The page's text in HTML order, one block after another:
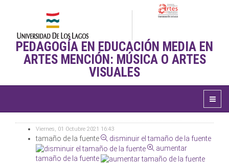
PEDAGOGÍA EN EDUCACIÓN MEDIA EN
ARTES MENCIÓN: MÚSICA O ARTES
VISUALES
Viernes, 01 Octubre 2021 16:43
tamaño de la fuente
disminuir el tamaño de la fuente
aumentar
tamaño de la fuente